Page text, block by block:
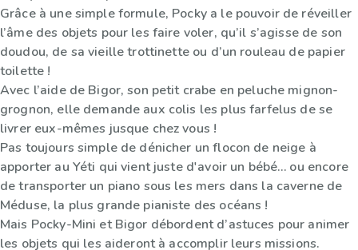
Grâce à une simple formule, Pocky a le pouvoir de réveiller
l’âme des objets pour les faire voler, qu’il s’agisse de son
doudou, de sa vieille trottinette ou d’un rouleau de papier
toilette !
Avec l’aide de Bigor, son petit crabe en peluche mignon-
grognon, elle demande aux colis les plus farfelus de se
livrer eux-mêmes jusque chez vous !
Pas toujours simple de dénicher un flocon de neige à
apporter au Yéti qui vient juste d'avoir un bébé… ou encore
de transporter un piano sous les mers dans la caverne de
Méduse, la plus grande pianiste des océans !
Mais Pocky-Mini et Bigor débordent d’astuces pour animer
les objets qui les aideront à accomplir leurs missions.